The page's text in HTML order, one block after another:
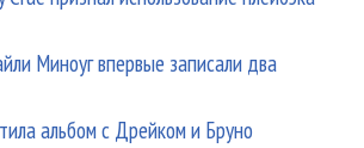
Миноуг впервые записали два
альбом с Дрейком и Бруно